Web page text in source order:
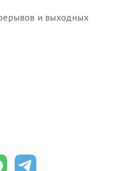
и выходных